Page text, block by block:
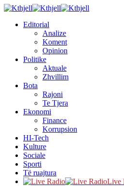
Editorial
Analize
Koment
Opinion
Politike
Aktuale
Zhvillim
Bota
Rajoni
Te Tjera
Ekonomi
Finance
Korrupsion
HI-Tech
Kulture
Sociale
Sporti
Të ruajtura
Live